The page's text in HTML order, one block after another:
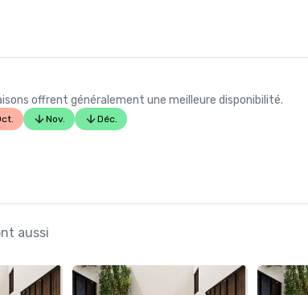
offrent généralement une meilleure disponibilité.
Nov. Déc.
aussi